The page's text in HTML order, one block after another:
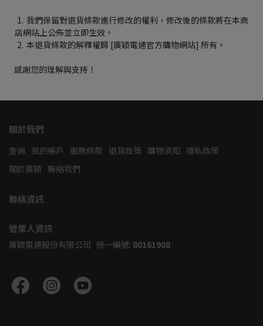
我們保留對退貨條款進行修改的權利，修改後的條款將在本商
店網站上公佈並立即生效。
本退貨條款的解釋權歸 [廣穎電通官方購物網站] 所有。
感謝您的理解與支持！
關於我們
查詢 我的帳戶 服務條款 退貨政策 購物須知 隱私政策
關於廣穎 聯絡我們
聯絡資訊
營業人資訊
廣穎電通股份有限公司   統一編號: 80161908